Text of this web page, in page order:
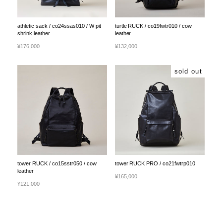
athletic sack / co24ssas010 / W pit
shrink leather
¥176,000
turtle RUCK / co19fwtr010 / cow
leather
¥132,000
tower RUCK / co15sstr050 / cow
leather
¥121,000
sold out
tower RUCK PRO / co21fwtrp010
¥165,000